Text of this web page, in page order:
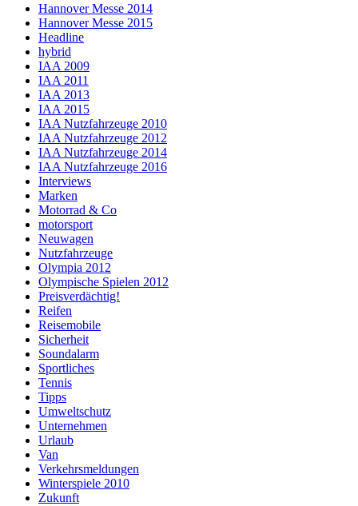
Hannover Messe 2014
Hannover Messe 2015
Headline
hybrid
IAA 2009
IAA 2011
IAA 2013
IAA 2015
IAA Nutzfahrzeuge 2010
IAA Nutzfahrzeuge 2012
IAA Nutzfahrzeuge 2014
IAA Nutzfahrzeuge 2016
Interviews
Marken
Motorrad & Co
motorsport
Neuwagen
Nutzfahrzeuge
Olympia 2012
Olympische Spielen 2012
Preisverdächtig!
Reifen
Reisemobile
Sicherheit
Soundalarm
Sportliches
Tennis
Tipps
Umweltschutz
Unternehmen
Urlaub
Van
Verkehrsmeldungen
Winterspiele 2010
Zukunft